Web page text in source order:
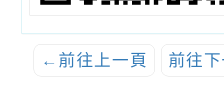
← 前往上一頁 前往